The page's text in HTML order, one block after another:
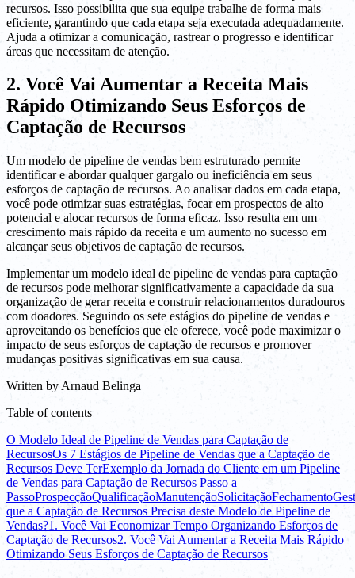
recursos. Isso possibilita que sua equipe trabalhe de forma mais
eficiente, garantindo que cada etapa seja executada adequadamente.
Ajuda a otimizar a comunicação, rastrear o progresso e identificar
áreas que necessitam de atenção.
2. Você Vai Aumentar a Receita Mais
Rápido Otimizando Seus Esforços de
Captação de Recursos
Um modelo de pipeline de vendas bem estruturado permite
identificar e abordar qualquer gargalo ou ineficiência em seus
esforços de captação de recursos. Ao analisar dados em cada etapa,
você pode otimizar suas estratégias, focar em prospectos de alto
potencial e alocar recursos de forma eficaz. Isso resulta em um
crescimento mais rápido da receita e um aumento no sucesso em
alcançar seus objetivos de captação de recursos.
Implementar um modelo ideal de pipeline de vendas para captação
de recursos pode melhorar significativamente a capacidade da sua
organização de gerar receita e construir relacionamentos duradouros
com doadores. Seguindo os sete estágios do pipeline de vendas e
aproveitando os benefícios que ele oferece, você pode maximizar o
impacto de seus esforços de captação de recursos e promover
mudanças positivas significativas em sua causa.
Written by Arnaud Belinga
Table of contents
O Modelo Ideal de Pipeline de Vendas para Captação de
RecursosOs 7 Estágios de Pipeline de Vendas que a Captação de
Recursos Deve TerExemplo da Jornada do Cliente em um Pipeline
de Vendas para Captação de Recursos Passo a
PassoProspecçãoQualificaçãoManutençãoSolicitaçãoFechamento
que a Captação de Recursos Precisa deste Modelo de Pipeline de
Vendas?1. Você Vai Economizar Tempo Organizando Esforços de
Captação de Recursos2. Você Vai Aumentar a Receita Mais Rápido
Otimizando Seus Esforços de Captação de Recursos